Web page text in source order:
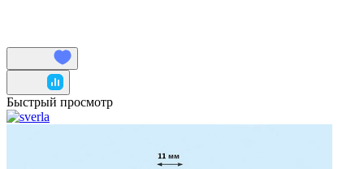
Быстрый просмотр